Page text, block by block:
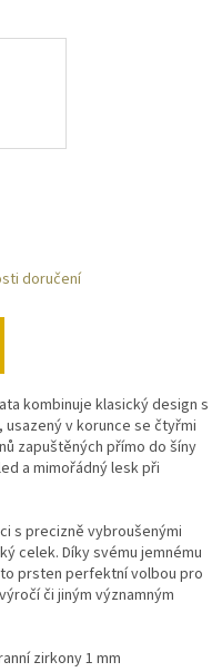
doručení
kombinuje klasický design s
v korunce se čtyřmi
zapuštěných přímo do šíny
a mimořádný lesk při
s precizně vybroušenými
celek. Díky svému jemnému
prsten perfektní volbou pro
či jiným významným
zirkony 1 mm